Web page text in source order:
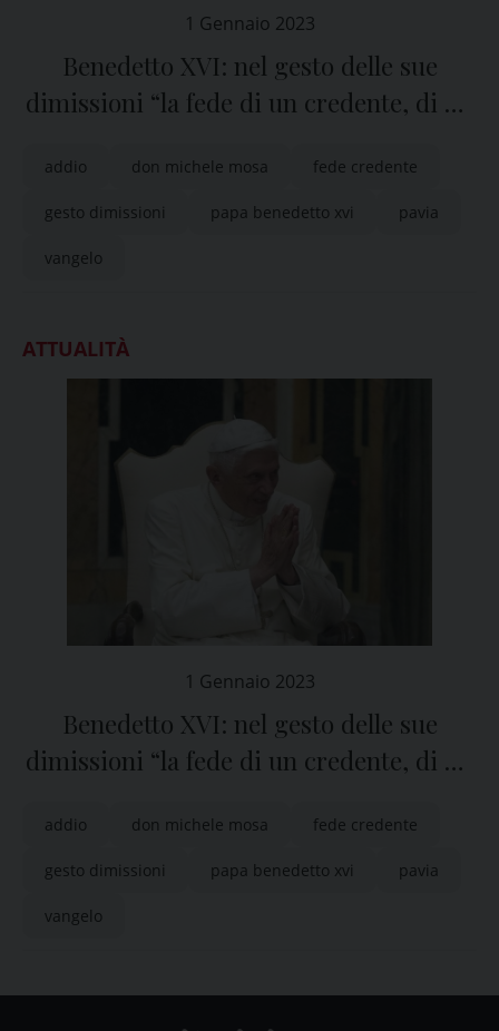
1 Gennaio 2023
Benedetto XVI: nel gesto delle sue
dimissioni “la fede di un credente, di un
addio don michele mosa fede credente
gesto dimissioni papa benedetto xvi pavia
vangelo
ATTUALITÀ
1 Gennaio 2023
Benedetto XVI: nel gesto delle sue
dimissioni “la fede di un credente, di un
addio don michele mosa fede credente
gesto dimissioni papa benedetto xvi pavia
vangelo